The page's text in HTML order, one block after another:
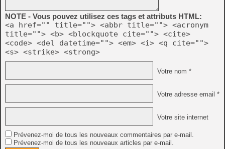
NOTE - Vous pouvez utilisez ces tags et attributs HTML:
<a href="" title=""> <abbr title=""> <acronym
title=""> <b> <blockquote cite=""> <cite>
<code> <del datetime=""> <em> <i> <q cite="">
<s> <strike> <strong>
Votre nom *
Votre adresse email *
Votre site internet
Prévenez-moi de tous les nouveaux commentaires par e-mail.
Prévenez-moi de tous les nouveaux articles par e-mail.